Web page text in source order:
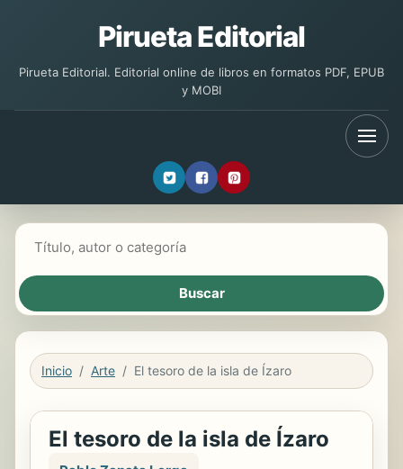
Pirueta Editorial
Pirueta Editorial. Editorial online de libros en formatos PDF, EPUB
y MOBI
Inicio Arte El tesoro de la isla de Ízaro
El tesoro de la isla de Ízaro